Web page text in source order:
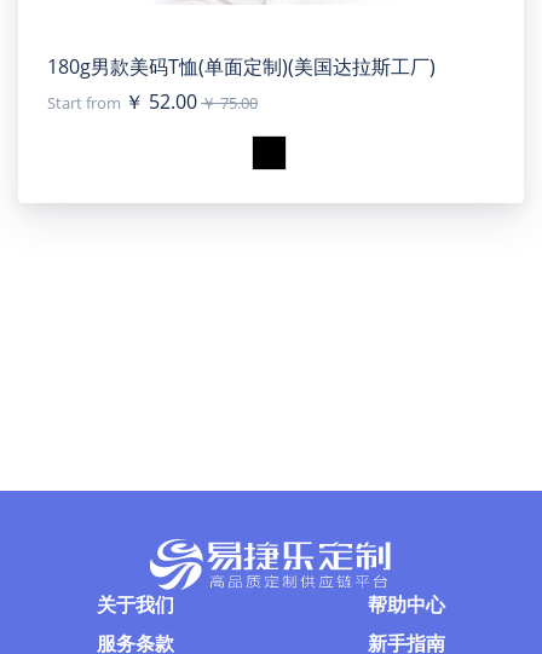
180g男款美码T恤(单面定制)(美国达拉斯工厂)
Start from ￥ 52.00￥ 75.00
关于我们
服务条款
帮助中心
新手指南